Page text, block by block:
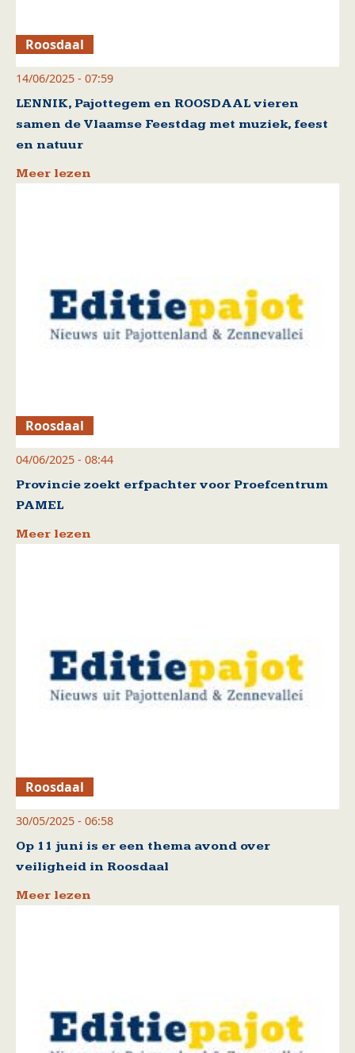
Roosdaal
14/06/2025 - 07:59
LENNIK, Pajottegem en ROOSDAAL vieren
samen de Vlaamse Feestdag met muziek, feest
en natuur
Meer lezen
Roosdaal
04/06/2025 - 08:44
Provincie zoekt erfpachter voor Proefcentrum
PAMEL
Meer lezen
Roosdaal
30/05/2025 - 06:58
Op 11 juni is er een thema avond over
veiligheid in Roosdaal
Meer lezen